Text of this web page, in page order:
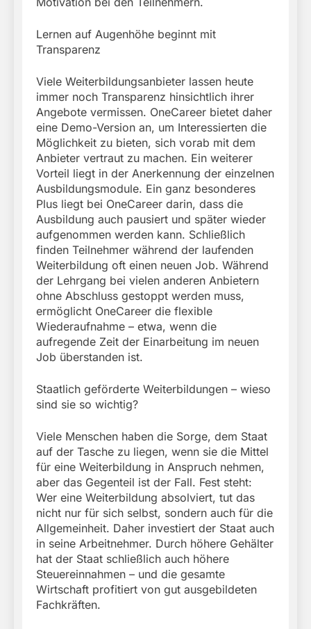
Lernen auf Augenhöhe beginnt mit
Transparenz
Viele Weiterbildungsanbieter lassen heute
immer noch Transparenz hinsichtlich ihrer
Angebote vermissen. OneCareer bietet daher
eine Demo-Version an, um Interessierten die
Möglichkeit zu bieten, sich vorab mit dem
Anbieter vertraut zu machen. Ein weiterer
Vorteil liegt in der Anerkennung der einzelnen
Ausbildungsmodule. Ein ganz besonderes
Plus liegt bei OneCareer darin, dass die
Ausbildung auch pausiert und später wieder
aufgenommen werden kann. Schließlich
finden Teilnehmer während der laufenden
Weiterbildung oft einen neuen Job. Während
der Lehrgang bei vielen anderen Anbietern
ohne Abschluss gestoppt werden muss,
ermöglicht OneCareer die flexible
Wiederaufnahme – etwa, wenn die
aufregende Zeit der Einarbeitung im neuen
Job überstanden ist.
Staatlich geförderte Weiterbildungen – wieso
sind sie so wichtig?
Viele Menschen haben die Sorge, dem Staat
auf der Tasche zu liegen, wenn sie die Mittel
für eine Weiterbildung in Anspruch nehmen,
aber das Gegenteil ist der Fall. Fest steht:
Wer eine Weiterbildung absolviert, tut das
nicht nur für sich selbst, sondern auch für die
Allgemeinheit. Daher investiert der Staat auch
in seine Arbeitnehmer. Durch höhere Gehälter
hat der Staat schließlich auch höhere
Steuereinnahmen – und die gesamte
Wirtschaft profitiert von gut ausgebildeten
Fachkräften.